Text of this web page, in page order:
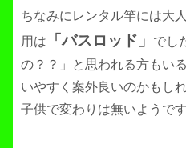
ちなみにレンタル竿には大
用は
「バスロッド」
でし
の？？」と思われる方もい
いやすく案外良いのかもし
子供で変わりは無いようです